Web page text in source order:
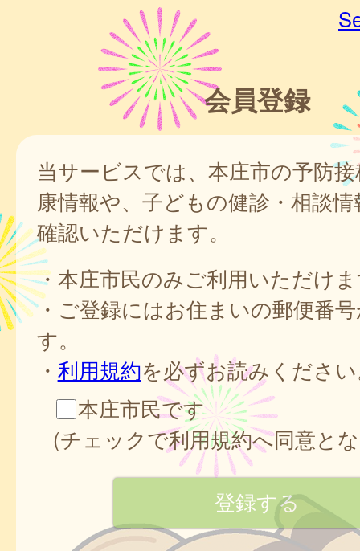
会員登録
当サービスでは、本庄市の予防
康情報や、子どもの健診・相談
確認いただけます。
・本庄市民のみご利用いただけ
・ご登録にはお住まいの郵便番
す。
・ 利用規約を必ずお読みくださ
本庄市民です
(チェックで利用規約へ同意と